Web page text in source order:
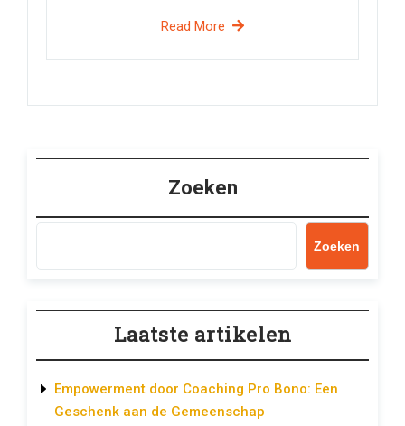
Read More
Zoeken
Zoeken
Laatste artikelen
Empowerment door Coaching Pro Bono: Een
Geschenk aan de Gemeenschap